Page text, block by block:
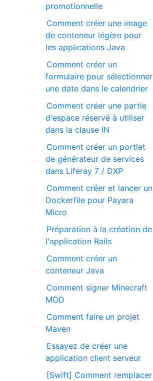
promotionnelle
Comment créer une image
de conteneur légère pour
les applications Java
Comment créer un
formulaire pour sélectionner
une date dans le calendrier
Comment créer une partie
d'espace réservé à utiliser
dans la clause IN
Comment créer un portlet
de générateur de services
dans Liferay 7 / DXP
Comment créer et lancer un
Dockerfile pour Payara
Micro
Préparation à la création de
l'application Rails
Comment créer un
conteneur Java
Comment signer Minecraft
MOD
Comment faire un projet
Maven
Essayez de créer une
application client serveur
[Swift] Comment remplacer